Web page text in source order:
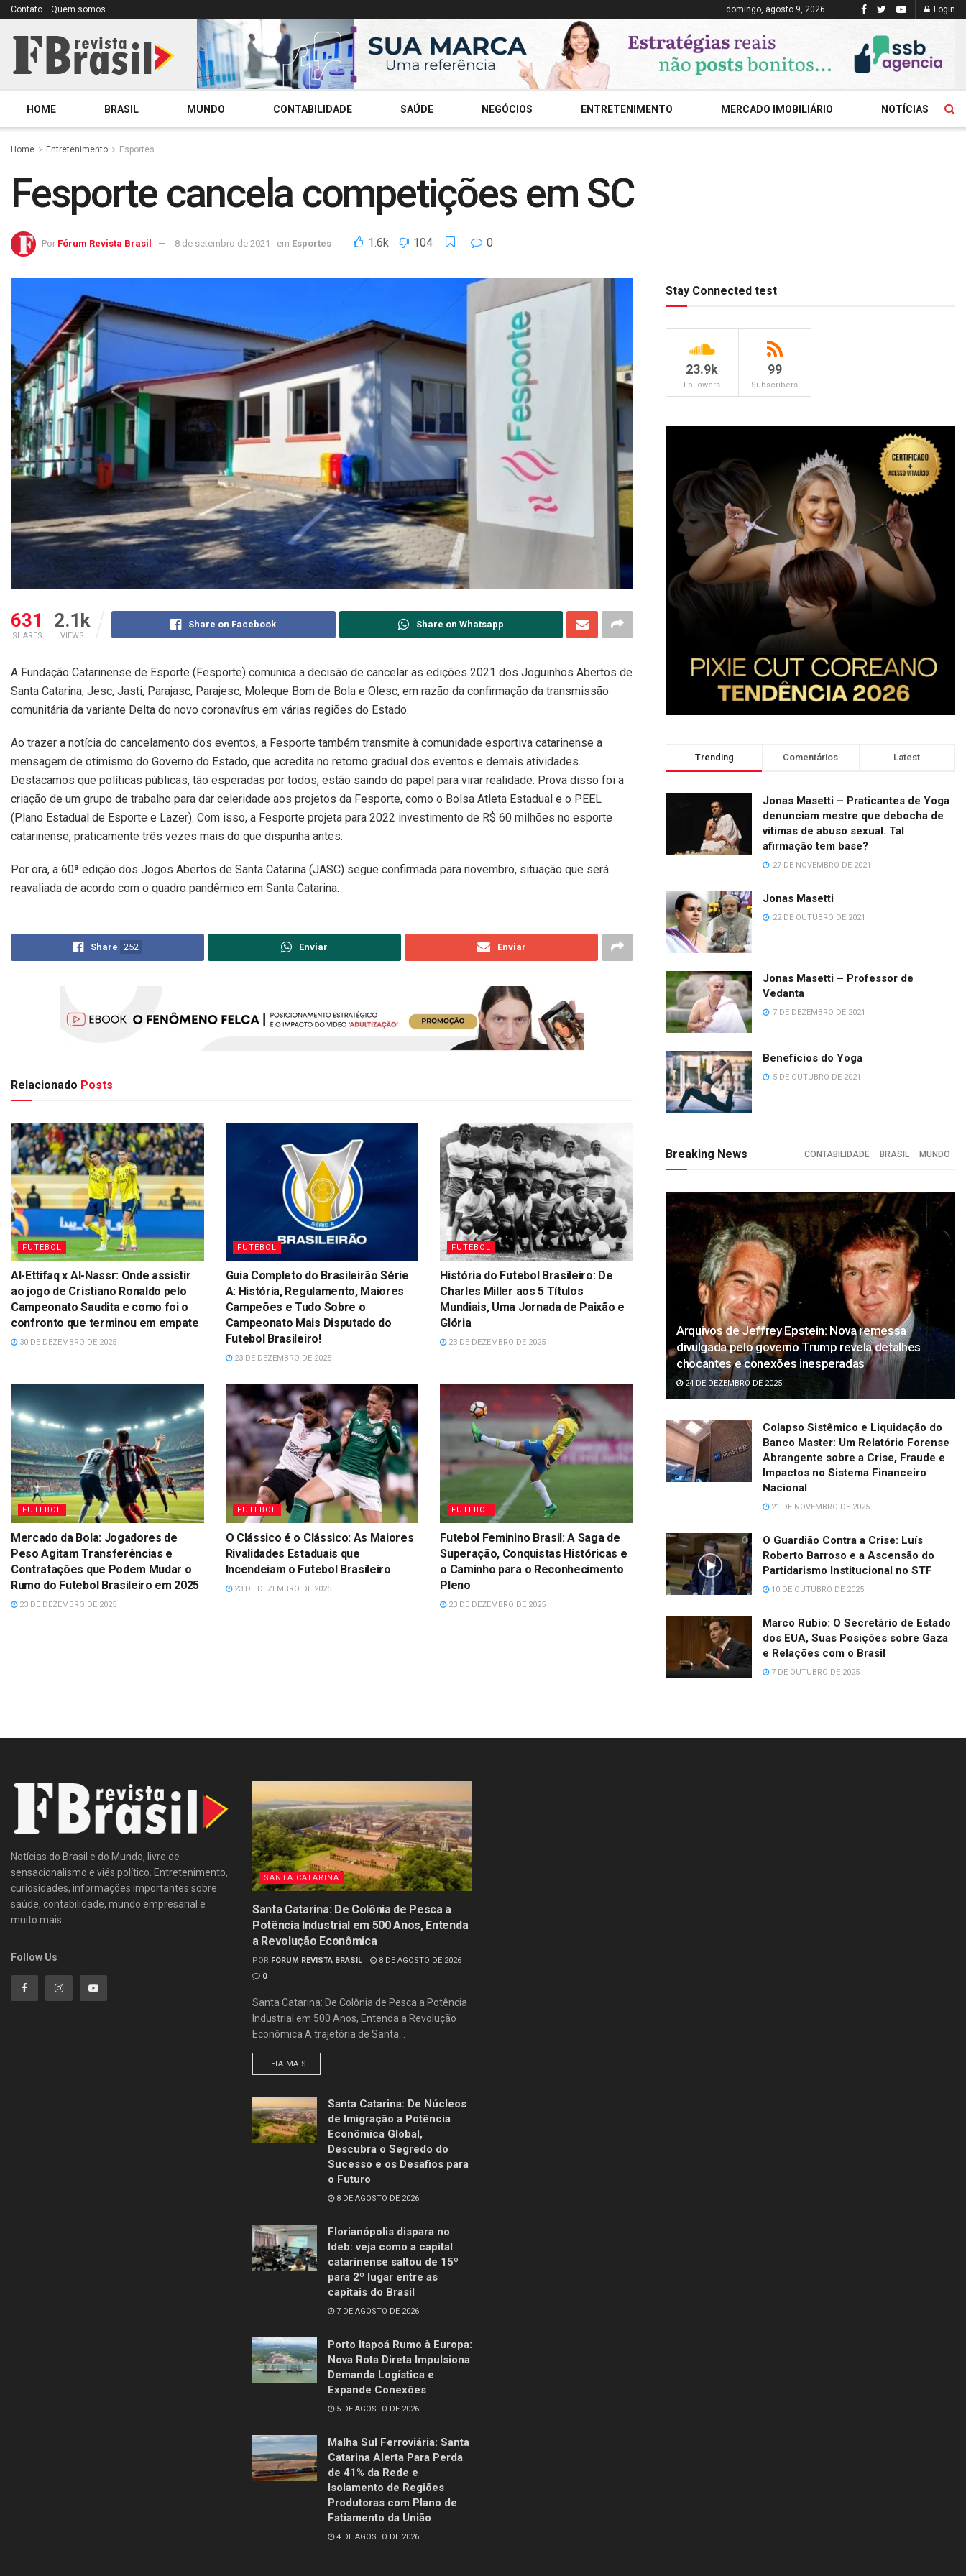
Contato Quem somos domingo, agosto 9, 2026 Login
HOME BRASIL MUNDO CONTABILIDADE SAÚDE NEGÓCIOS ENTRETENIMENTO MERCADO IMOBILIÁRIO NOTÍCIAS
Home Entretenimento Esportes
Fesporte cancela competições em SC
Por Fórum Revista Brasil 8 de setembro de 2021 em Esportes 1.6k 104 0
631
SHARES
2.1k
VIEWS
Share on Facebook Share on Whatsapp
A Fundação Catarinense de Esporte (Fesporte) comunica a decisão de cancelar as edições 2021 dos Joguinhos Abertos de
Santa Catarina, Jesc, Jasti, Parajasc, Parajesc, Moleque Bom de Bola e Olesc, em razão da confirmação da transmissão
comunitária da variante Delta do novo coronavírus em várias regiões do Estado.
Ao trazer a notícia do cancelamento dos eventos, a Fesporte também transmite à comunidade esportiva catarinense a
mensagem de otimismo do Governo do Estado, que acredita no retorno gradual dos eventos e demais atividades.
Destacamos que políticas públicas, tão esperadas por todos, estão saindo do papel para virar realidade. Prova disso foi a
criação de um grupo de trabalho para dar celeridade aos projetos da Fesporte, como o Bolsa Atleta Estadual e o PEEL
(Plano Estadual de Esporte e Lazer). Com isso, a Fesporte projeta para 2022 investimento de R$ 60 milhões no esporte
catarinense, praticamente três vezes mais do que dispunha antes.
Por ora, a 60ª edição dos Jogos Abertos de Santa Catarina (JASC) segue confirmada para novembro, situação que será
reavaliada de acordo com o quadro pandêmico em Santa Catarina.
Share 252 Enviar Enviar
Relacionado Posts
FUTEBOL
Al-Ettifaq x Al-Nassr: Onde assistir
ao jogo de Cristiano Ronaldo pelo
Campeonato Saudita e como foi o
confronto que terminou em empate
30 DE DEZEMBRO DE 2025
FUTEBOL
Guia Completo do Brasileirão Série
A: História, Regulamento, Maiores
Campeões e Tudo Sobre o
Campeonato Mais Disputado do
Futebol Brasileiro!
23 DE DEZEMBRO DE 2025
FUTEBOL
História do Futebol Brasileiro: De
Charles Miller aos 5 Títulos
Mundiais, Uma Jornada de Paixão e
Glória
23 DE DEZEMBRO DE 2025
FUTEBOL
Mercado da Bola: Jogadores de
Peso Agitam Transferências e
Contratações que Podem Mudar o
Rumo do Futebol Brasileiro em 2025
23 DE DEZEMBRO DE 2025
FUTEBOL
O Clássico é o Clássico: As Maiores
Rivalidades Estaduais que
Incendeiam o Futebol Brasileiro
23 DE DEZEMBRO DE 2025
FUTEBOL
Futebol Feminino Brasil: A Saga de
Superação, Conquistas Históricas e
o Caminho para o Reconhecimento
Pleno
23 DE DEZEMBRO DE 2025
Stay Connected test
23.9k
Followers
99
Subscribers
Trending Comentários Latest
Jonas Masetti – Praticantes de Yoga
denunciam mestre que debocha de
vítimas de abuso sexual. Tal
afirmação tem base?
27 DE NOVEMBRO DE 2021
Jonas Masetti
22 DE OUTUBRO DE 2021
Jonas Masetti – Professor de
Vedanta
7 DE DEZEMBRO DE 2021
Benefícios do Yoga
5 DE OUTUBRO DE 2021
Breaking News CONTABILIDADE BRASIL MUNDO
Arquivos de Jeffrey Epstein: Nova remessa
divulgada pelo governo Trump revela detalhes
chocantes e conexões inesperadas
24 DE DEZEMBRO DE 2025
Colapso Sistêmico e Liquidação do
Banco Master: Um Relatório Forense
Abrangente sobre a Crise, Fraude e
Impactos no Sistema Financeiro
Nacional
21 DE NOVEMBRO DE 2025
O Guardião Contra a Crise: Luís
Roberto Barroso e a Ascensão do
Partidarismo Institucional no STF
10 DE OUTUBRO DE 2025
Marco Rubio: O Secretário de Estado
dos EUA, Suas Posições sobre Gaza
e Relações com o Brasil
7 DE OUTUBRO DE 2025
Notícias do Brasil e do Mundo, livre de
sensacionalismo e viés político. Entretenimento,
curiosidades, informações importantes sobre
saúde, contabilidade, mundo empresarial e
muito mais.
Follow Us
SANTA CATARINA
Santa Catarina: De Colônia de Pesca a
Potência Industrial em 500 Anos, Entenda
a Revolução Econômica
POR FÓRUM REVISTA BRASIL
8 DE AGOSTO DE 2026
0
Santa Catarina: De Colônia de Pesca a Potência
Industrial em 500 Anos, Entenda a Revolução
Econômica A trajetória de Santa...
LEIA MAIS
Santa Catarina: De Núcleos
de Imigração a Potência
Econômica Global,
Descubra o Segredo do
Sucesso e os Desafios para
o Futuro
8 DE AGOSTO DE 2026
Florianópolis dispara no
Ideb: veja como a capital
catarinense saltou de 15º
para 2º lugar entre as
capitais do Brasil
7 DE AGOSTO DE 2026
Porto Itapoá Rumo à Europa:
Nova Rota Direta Impulsiona
Demanda Logística e
Expande Conexões
5 DE AGOSTO DE 2026
Malha Sul Ferroviária: Santa
Catarina Alerta Para Perda
de 41% da Rede e
Isolamento de Regiões
Produtoras com Plano de
Fatiamento da União
4 DE AGOSTO DE 2026